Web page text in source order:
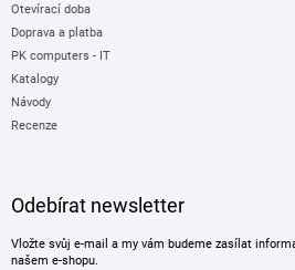
Otevírací doba
Doprava a platba
PK computers - IT
Katalogy
Návody
Recenze
Odebírat newsletter
Vložte svůj e-mail a my vám budeme zasílat
našem e-shopu.